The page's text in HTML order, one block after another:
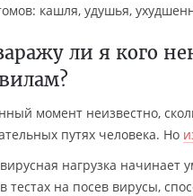
кашля, удушья,
ли я кого
момент неизвестно,
путях человека. Но
вирусная нагрузка начинает
в тестах на посев вирусы,